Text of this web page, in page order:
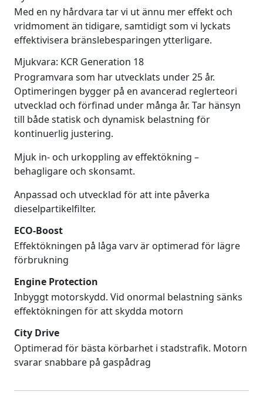
Med en ny hårdvara tar vi ut ännu mer effekt och
vridmoment än tidigare, samtidigt som vi lyckats
effektivisera bränslebesparingen ytterligare.
Mjukvara: KCR Generation 18
Programvara som har utvecklats under 25 år.
Optimeringen bygger på en avancerad reglerteori
utvecklad och förfinad under många år. Tar hänsyn
till både statisk och dynamisk belastning för
kontinuerlig justering.
Mjuk in- och urkoppling av effektökning –
behagligare och skonsamt.
Anpassad och utvecklad för att inte påverka
dieselpartikelfilter.
ECO-Boost
Effektökningen på låga varv är optimerad för lägre
förbrukning
Engine Protection
Inbyggt motorskydd. Vid onormal belastning sänks
effektökningen för att skydda motorn
City Drive
Optimerad för bästa körbarhet i stadstrafik. Motorn
svarar snabbare på gaspådrag